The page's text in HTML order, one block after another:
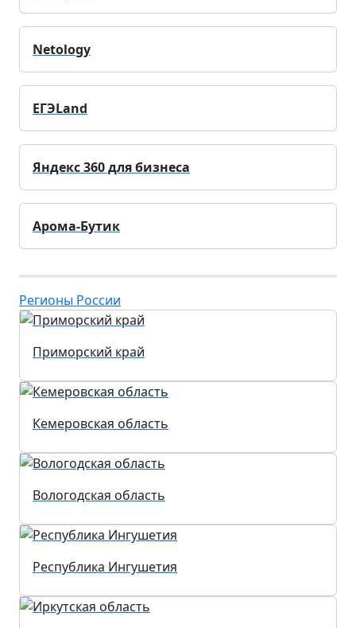
Netology
ЕГЭLand
Яндекс 360 для бизнеса
Арома-Бутик
Регионы России
Приморский край
Кемеровская область
Вологодская область
Республика Ингушетия